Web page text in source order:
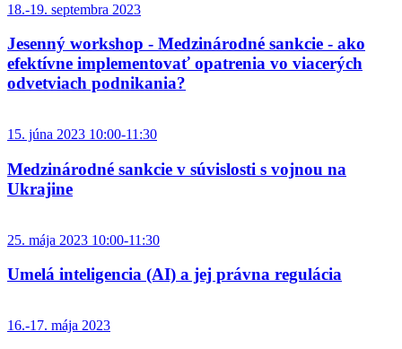
18.-19. septembra 2023
Jesenný workshop - Medzinárodné sankcie - ako
efektívne implementovať opatrenia vo viacerých
odvetviach podnikania?
15. júna 2023 10:00-11:30
Medzinárodné sankcie v súvislosti s vojnou na
Ukrajine
25. mája 2023 10:00-11:30
Umelá inteligencia (AI) a jej právna regulácia
16.-17. mája 2023